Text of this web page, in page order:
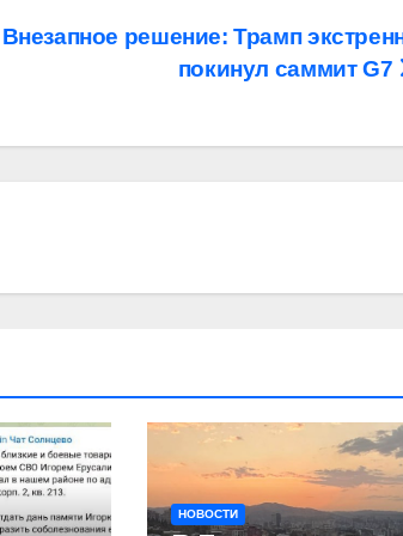
Внезапное решение: Трамп
покинул саммит G7
НОВОСТИ